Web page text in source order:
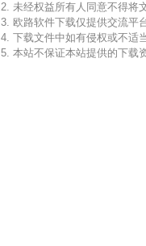
2. 未经权益所有人同意不得将
3. 欧路软件下载仅提供交流平
4. 下载文件中如有侵权或不适
5. 本站不保证本站提供的下载